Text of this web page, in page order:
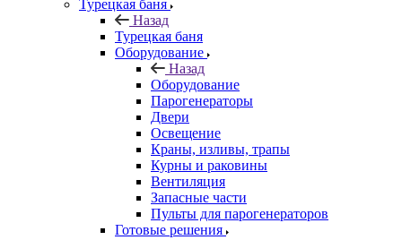
Турецкая баня
Назад
Турецкая баня
Оборудование
Назад
Оборудование
Парогенераторы
Двери
Освещение
Краны, изливы, трапы
Курны и раковины
Вентиляция
Запасные части
Пульты для парогенераторов
Готовые решения